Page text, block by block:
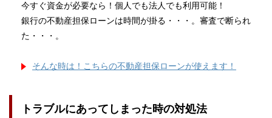
今すぐ資金が必要なら！個人でも法人でも利用可能！
銀行の不動産担保ローンは時間が掛る・・・。審査で断られ
た・・・。
そんな時は！こちらの不動産担保ローンが使えます！
トラブルにあってしまった時の対処法